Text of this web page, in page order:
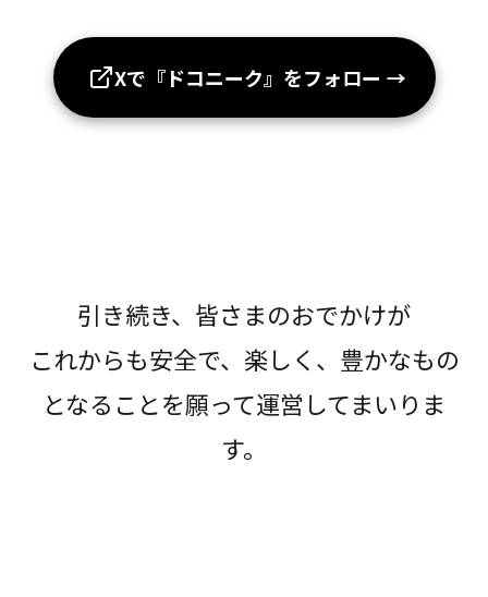
Xで『ドコニーク』をフォロー →
引き続き、皆さまのおでかけが
これからも安全で、楽しく、豊かなもの
となることを願って運営してまいりま
す。